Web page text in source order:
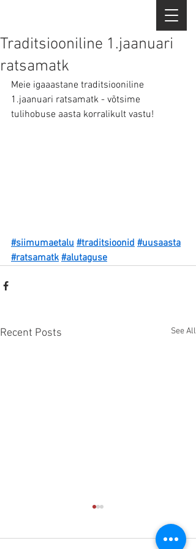
Traditsiooniline 1.jaanuari
ratsamatk
Meie igaaastane traditsiooniline
1.jaanuari ratsamatk - võtsime
tulihobuse aasta korralikult vastu!
#siimumaetalu #traditsioonid #uusaasta
#ratsamatk #alutaguse
Recent Posts See All